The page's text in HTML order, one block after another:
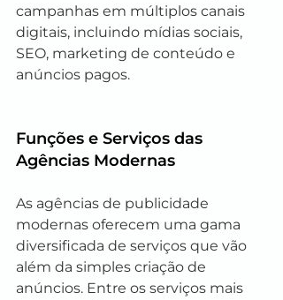
campanhas em múltiplos canais
digitais, incluindo mídias sociais,
SEO, marketing de conteúdo e
anúncios pagos.
Funções e Serviços das
Agências Modernas
As agências de publicidade
modernas oferecem uma gama
diversificada de serviços que vão
além da simples criação de
anúncios. Entre os serviços mais